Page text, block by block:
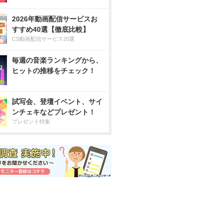
2026年動画配信サービスお
すすめ40選【徹底比較】
CS動画配信サービス20選
毎週の音楽ランキングから、
ヒットの推移をチェック！
試写会、登壇イベント、サイ
ンチェキなどプレゼント！
プレゼント特集